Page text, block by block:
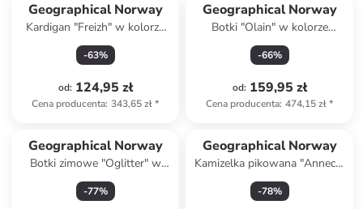
Geographical Norway
Kardigan "Freizh" w kolorze
czarnym
-63%
od: 124,95 zł
Cena producenta: 343,65 zł*
Geographical Norway
Botki "Olain" w kolorze
błękitno-czarnym
-66%
od: 159,95 zł
Cena producenta: 474,15 zł*
Geographical Norway
Botki zimowe "Oglitter" w
kolorze brązowym
-77%
Geographical Norway
Kamizelka pikowana "Annecy"
w kolorze szarym
-78%